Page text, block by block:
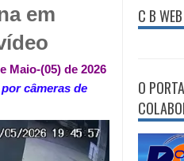
em
Maio-(05) de 2026
câmeras de
C B
O